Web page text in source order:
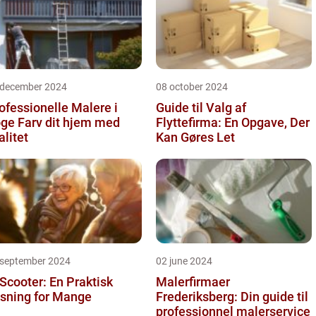
2024
Malere i
med
08 october 2024
Guide til Valg af
Flyttefirma: En Opgave, Der
Kan Gøres Let
2024
En Praktisk
for Mange
02 june 2024
Malerfirmaer
Frederiksberg: Din guide til
professionnel malerservice